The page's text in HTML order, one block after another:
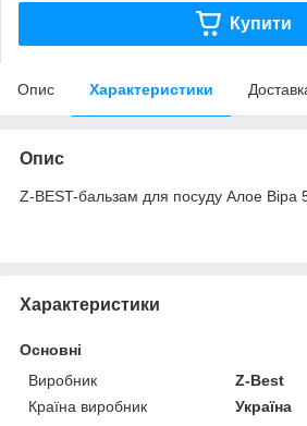
Купити
Опис Характеристики
Опис
Z-BEST-бальзам для посуду Алое Віра
Характеристики
Основні
Виробник
Z-Best
Країна виробник
Україна